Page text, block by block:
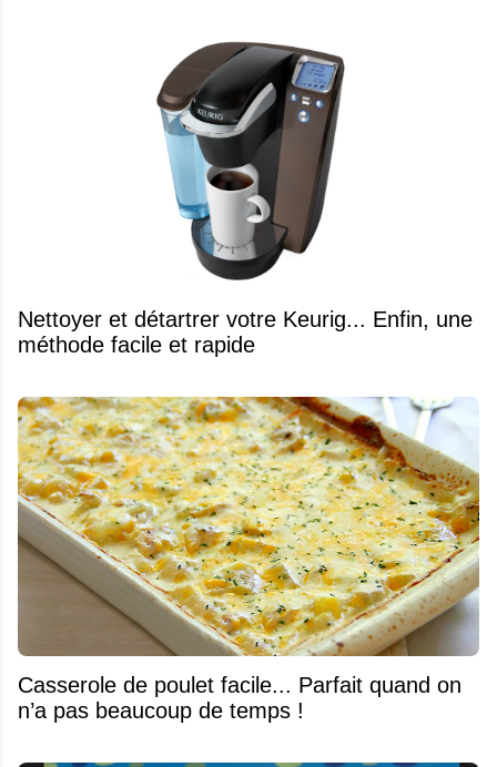
Nettoyer et détartrer votre Keurig... Enfin, une
méthode facile et rapide
Casserole de poulet facile... Parfait quand on
n’a pas beaucoup de temps !